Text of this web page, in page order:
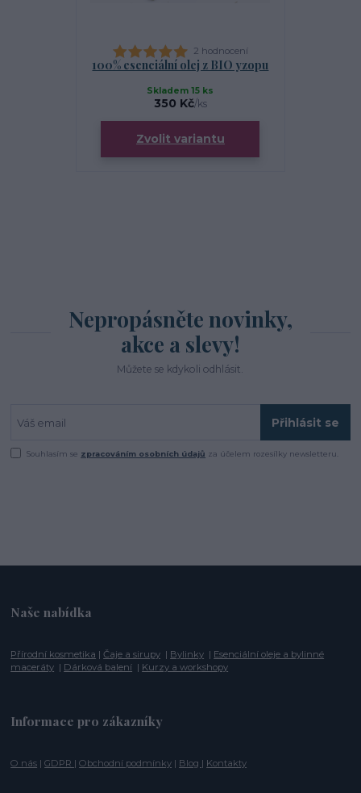
2 hodnocení
100% esenciální olej z BIO yzopu
350 Kč/ks
Skladem 15 ks
Zvolit variantu
Nepropásněte novinky,
akce a slevy!
Můžete se kdykoli odhlásit.
Přihlásit se
Souhlasím se zpracováním osobních údajů za účelem rozesílky newsletteru.
Naše nabídka
Přírodní kosmetika |Čaje a sirupy | Bylinky | Esenciální oleje a bylinné
maceráty | Dárková balení | Kurzy a workshopy
Informace pro zákazníky
O nás |GDPR |Obchodní podmínky | Blog | Kontakty